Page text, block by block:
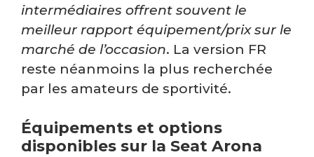
intermédiaires offrent souvent le
meilleur rapport équipement/prix sur le
marché de l’occasion. La version FR
reste néanmoins la plus recherchée
par les amateurs de sportivité.
Équipements et options
disponibles sur la Seat Arona